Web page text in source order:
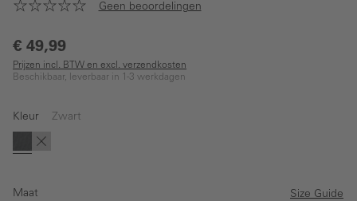
Geen beoordelingen
€ 49,99
Prijzen incl. BTW en excl. verzendkosten
Beschikbaar, leverbaar in 1-3 werkdagen
Kleur Zwart
ZwartBruin
(Deze optie is momenteel niet beschikbaar.)
Maat Size Guide